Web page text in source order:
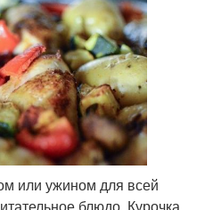
или ужином для всей
блюдо. Курочка